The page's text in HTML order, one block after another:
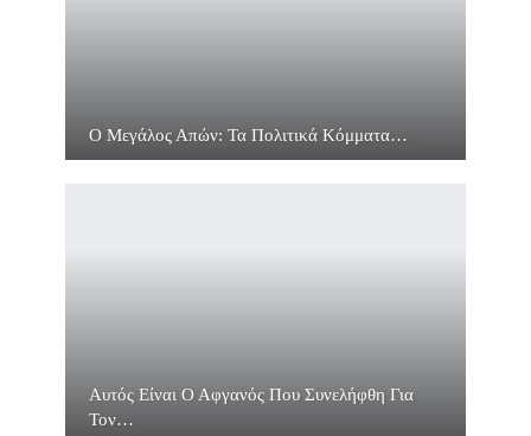
Ο Μεγάλος Απών: Τα Πολιτικά Κόμματα…
Αυτός Είναι Ο Αφγανός Που Συνελήφθη Για
Τον…